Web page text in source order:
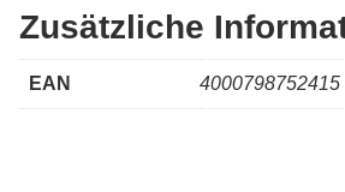
Zusätzliche
EAN 4000798752415